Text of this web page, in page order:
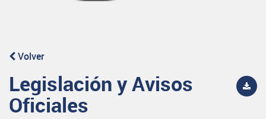
Volver
Legislación y Avisos
Oficiales